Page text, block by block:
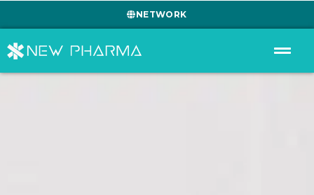
NETWORK